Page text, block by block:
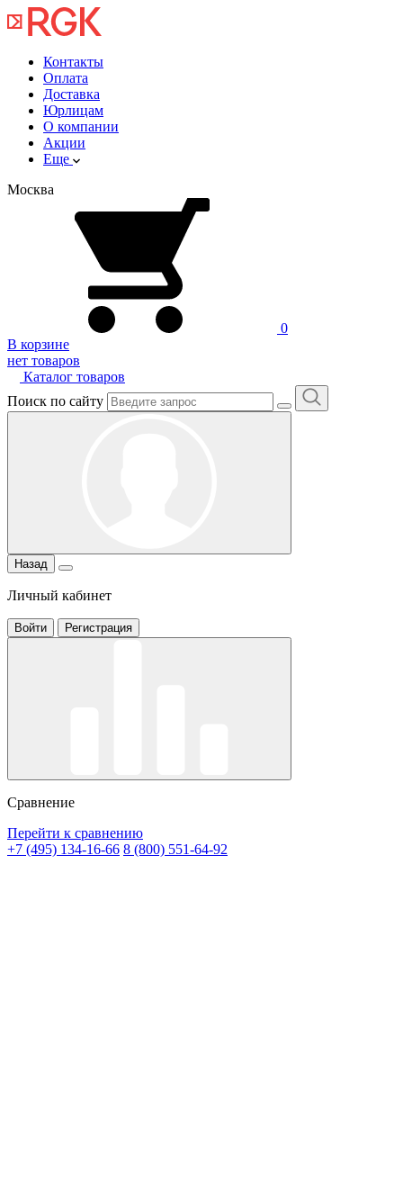
Контакты
Оплата
Доставка
Юрлицам
О компании
Акции
Еще
Москва
0
В корзине
нет товаров
Каталог товаров
Поиск по сайту
Назад
Личный кабинет
Войти Регистрация
Сравнение
Перейти к сравнению
+7 (495) 134-16-66 8 (800) 551-64-92